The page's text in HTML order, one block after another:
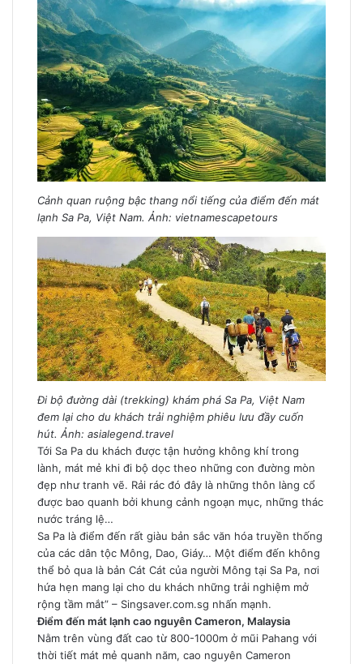
Cảnh quan ruộng bậc thang nổi tiếng của điểm đến mát
lạnh Sa Pa, Việt Nam. Ảnh: vietnamescapetours
Đi bộ đường dài (trekking) khám phá Sa Pa, Việt Nam
đem lại cho du khách trải nghiệm phiêu lưu đầy cuốn
hút. Ảnh: asialegend.travel
Tới Sa Pa du khách được tận hưởng không khí trong
lành, mát mẻ khi đi bộ dọc theo những con đường mòn
đẹp như tranh vẽ. Rải rác đó đây là những thôn làng cổ
được bao quanh bởi khung cảnh ngoạn mục, những thác
nước tráng lệ…
Sa Pa là điểm đến rất giàu bản sắc văn hóa truyền thống
của các dân tộc Mông, Dao, Giáy… Một điểm đến không
thể bỏ qua là bản Cát Cát của người Mông tại Sa Pa, nơi
hứa hẹn mang lại cho du khách những trải nghiệm mở
rộng tầm mắt” – Singsaver.com.sg nhấn mạnh.
Điểm đến mát lạnh cao nguyên Cameron, Malaysia
Nằm trên vùng đất cao từ 800-1000m ở mũi Pahang với
thời tiết mát mẻ quanh năm, cao nguyên Cameron